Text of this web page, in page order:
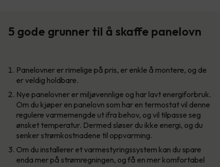
5 gode grunner til å skaffe panelovn
Panelovner er rimelige på pris, er enkle å montere, og de
er veldig holdbare.
Nye panelovner er miljøvennlige og har lavt energiforbruk.
Om du kjøper en panelovn som har en termostat vil denne
regulere varmemengde ut ifra behov, og vil tilpasse seg
ønsket temperatur. Dermed sløser du ikke energi, og du
senker strømkostnadene til oppvarming.
Om du installerer et varmestyringssystem kan du spare
enda mer på strømregningen, og få en mer komfortabel